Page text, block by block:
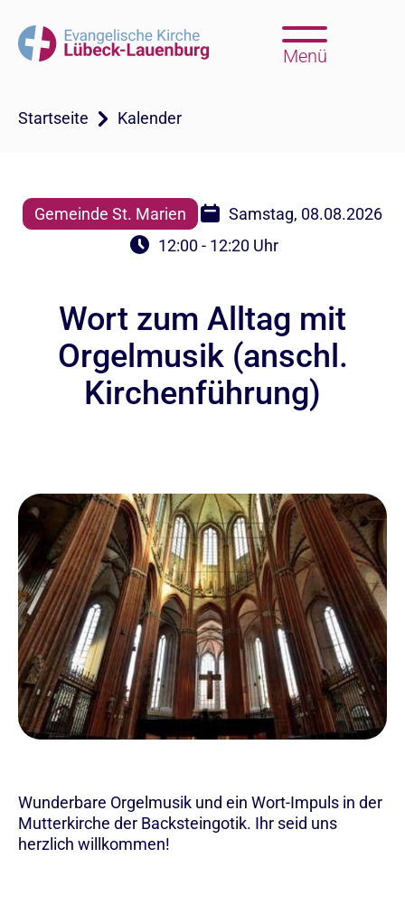
Menü
Startseite Kalender
Gemeinde St. Marien
Samstag, 08.08.2026
12:00 - 12:20 Uhr
Wort zum Alltag mit
Orgelmusik (anschl.
Kirchenführung)
Wunderbare Orgelmusik und ein Wort-Impuls in der
Mutterkirche der Backsteingotik. Ihr seid uns
herzlich willkommen!